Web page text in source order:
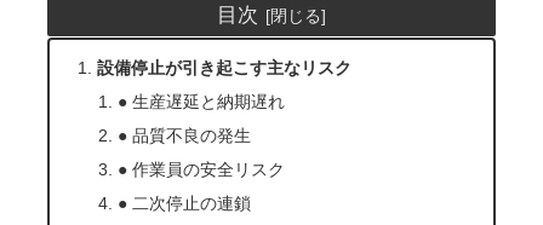
目次
設備停止が引き起こす主なリスク
● 生産遅延と納期遅れ
● 品質不良の発生
● 作業員の安全リスク
● 二次停止の連鎖